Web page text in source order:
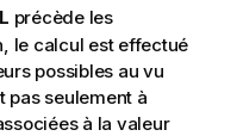
précède les
le calcul est effectué
possibles au vu
pas seulement à
à la valeur